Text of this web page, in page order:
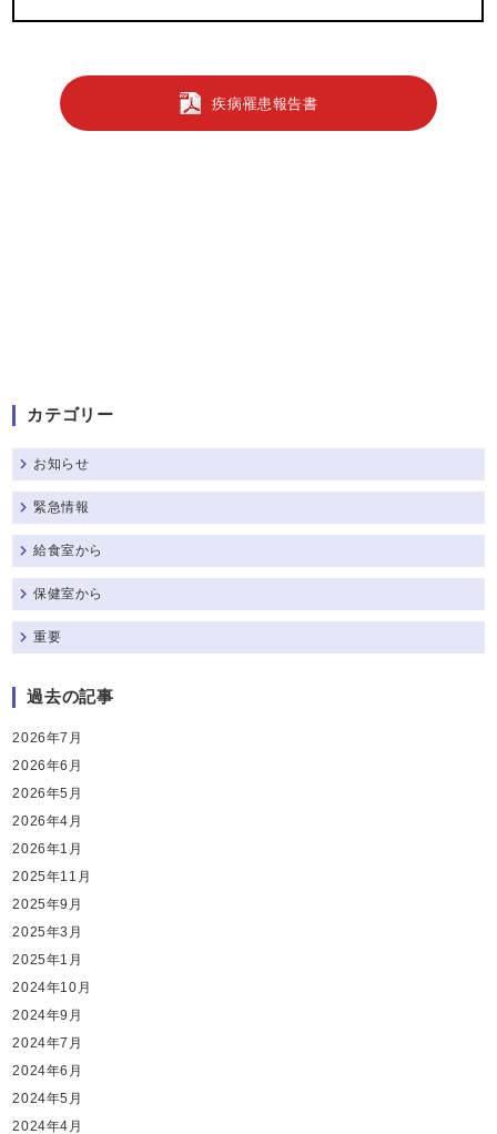
疾病罹患報告書
カテゴリー
お知らせ
緊急情報
給食室から
保健室から
重要
過去の記事
2026年7月
2026年6月
2026年5月
2026年4月
2026年1月
2025年11月
2025年9月
2025年3月
2025年1月
2024年10月
2024年9月
2024年7月
2024年6月
2024年5月
2024年4月